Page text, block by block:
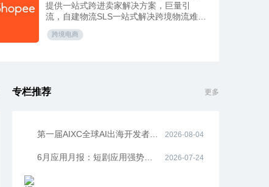
提供一站式跨进卖家解决方案，巨量引
流，自建物流SLS一站式解决跨境物流难
题。
跨境电商
专栏推荐 更多
2026-08-04
2026-07-24